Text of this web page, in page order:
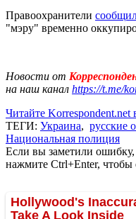
Правоохранители
"мэру" временно
Новости от
на наш канал https://t.me/
Читайте Korrespondent.net
ТЕГИ: Украина, русские
Национальная полиция
Если вы заметили
нажмите Ctrl+Enter, чтобы